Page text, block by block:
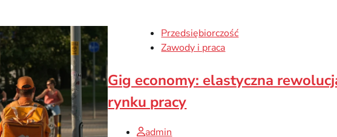
Przedsiębiorczość
Zawody i praca
Gig economy: elastyczna
rynku pracy
admin